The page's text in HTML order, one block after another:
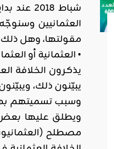
شباط
العثمانيين
مقولتها، وهل
• العثمانية أو
يذكرون الخلافة
يبيّنون ذلك،
وسبب تسميتهم
ويطلق عليها بعض
مصطلح